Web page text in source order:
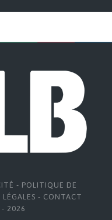
- POLITIQUE DE
- CONTACT
- 2026